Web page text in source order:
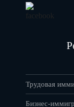
Трудовая
Бизнес-